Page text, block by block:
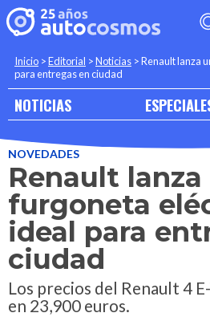
Inicio >Editorial >Noticias >Renault lanza
para entregas en ciudad
NOTICIAS
NOVEDADES
Renault lanza
furgoneta
ideal para
ciudad
Los precios del Renault 4
en 23,900 euros.